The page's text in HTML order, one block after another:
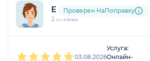
Елена
2 отзыва
Проверен НаПоправку
03.08.2026
Услуга:
Онлайн-